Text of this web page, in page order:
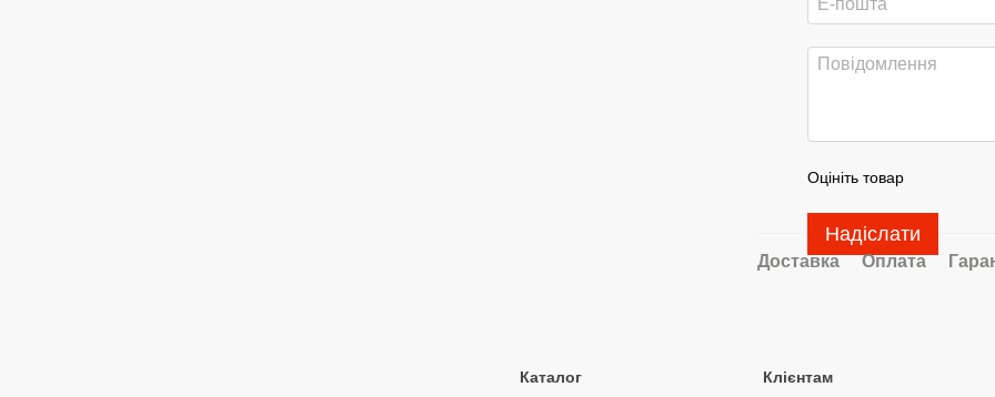
Оцініть товар
Надіслати
Доставка Оплата
Каталог Клієнтам